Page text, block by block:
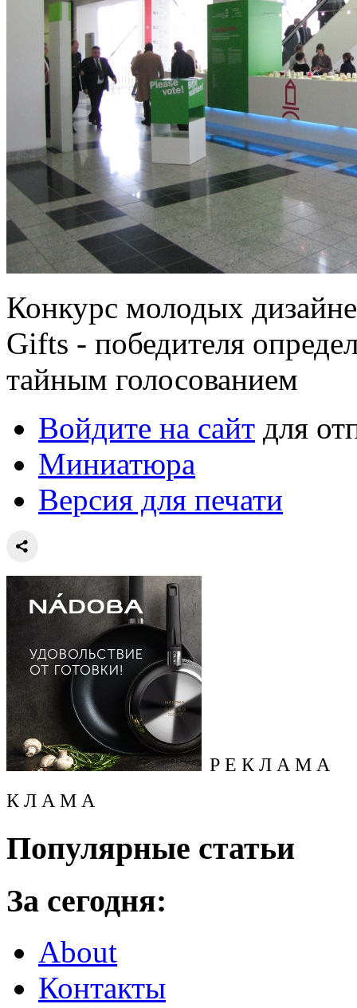
Конкурс молодых
Gifts - победителя
тайным голосованием
Войдите на сайт для
Миниатюра
Версия для печати
Р Е К Л А М А
К Л А М А
Популярные статьи
За сегодня:
About
Контакты